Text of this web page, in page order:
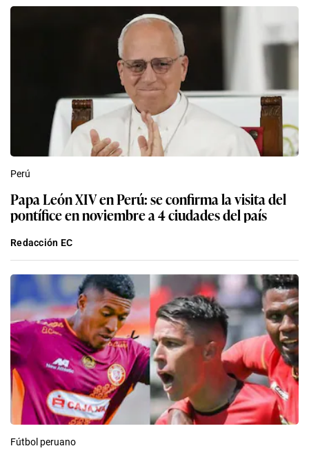
Perú
Papa León XIV en Perú: se confirma la visita del
pontífice en noviembre a 4 ciudades del país
Redacción EC
Fútbol peruano